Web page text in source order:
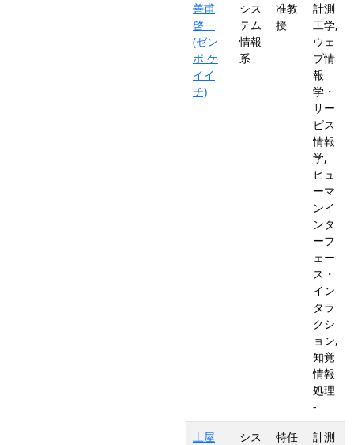
善甫
啓一
(ゼン
ポ ケ
イイ
チ)
シス
テム
情報
系
准教
授
計測
工学,
ウェ
ブ情
報
学・
サー
ビス
情報
学,
ヒュ
ーマ
ンイ
ンタ
ーフ
ェー
ス・
イン
タラ
クシ
ョン,
知覚
情報
処理
-
土屋
シス
特任
計測